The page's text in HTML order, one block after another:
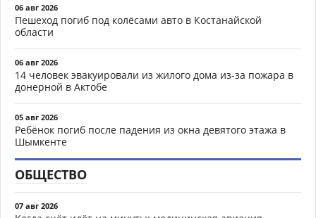
06 авг 2026
Пешеход погиб под колёсами авто в Костанайской
области
06 авг 2026
14 человек эвакуировали из жилого дома из-за пожара в
донерной в Актобе
05 авг 2026
Ребёнок погиб после падения из окна девятого этажа в
Шымкенте
ОБЩЕСТВО
07 авг 2026